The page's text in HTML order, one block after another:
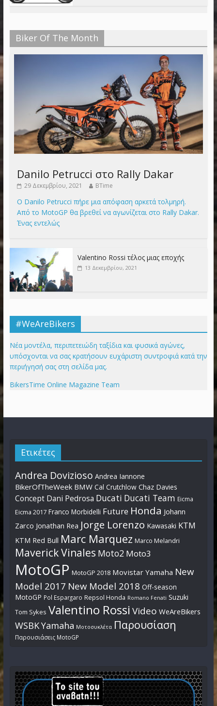
Biker Of The Month
Danilo Petrucci στο Rally Dakar
29 Δεκεμβρίου, 2021 BTime
Ο Danilo Petrucci πήρε μια απόφαση αρκετά τολμηρή.
Από το MotoGP θα βρεθεί να αγωνίζεται στο Rally Dakar.
Ένας εντελώς
Valentino Rossi τέλος μιας εποχής
13 Δεκεμβρίου, 2021
#WeAreBikers
Νέα μοντέλα, περιπετειώδη ταξίδια και φυσικά αγώνες,
υπόσχονται να σας κρατήσουν ευχάριστη συντροφιά κατά την
περιήγησή σας στη σελίδα μας.
BikersTime Online Magazine Team
Ετικέτες
Andrea Dovizioso Andrea Iannone
BikerOfTheWeek BMW Cal Crutchlow Chaz Davies
Concept Dani Pedrosa Ducati Ducati Team Eicma
Eicma 2017 Franco Morbidelli Future Honda Johann
Zarco Jonathan Rea Jorge Lorenzo Kawasaki KTM
KTM Red Bull Marc Marquez Marco Melandri
Maverick Vinales Moto2 Moto3
MotoGP MotoGP 2018 Movistar Yamaha New
Model 2017 New Model 2018 Off-season
MotoGP Pol Espargaro Repsol Honda Romano Fenati Suzuki
Tom Sykes Valentino Rossi Video WeAreBikers
WSBKYamaha Μοτοσυκλέτα Παρουσίαση
Παρουσιάσεις MotoGP